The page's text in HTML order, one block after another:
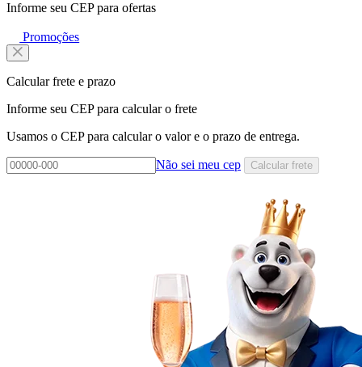
Informe seu CEP para ofertas
Promoções
Calcular frete e prazo
Informe seu CEP para calcular o frete
Usamos o CEP para calcular o valor e o prazo de entrega.
Não sei meu cep Calcular frete